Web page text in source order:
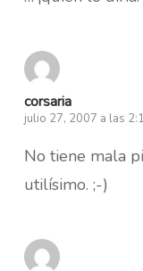
corsaria
julio 27, 2007 a las
No tiene mala
utilísimo. ;-)